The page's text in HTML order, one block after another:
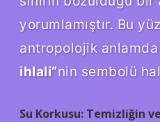
yorumlamıştır. Bu
antropolojik anlamda
ihlali”nin sembolü
Su Korkusu: Temizliğin